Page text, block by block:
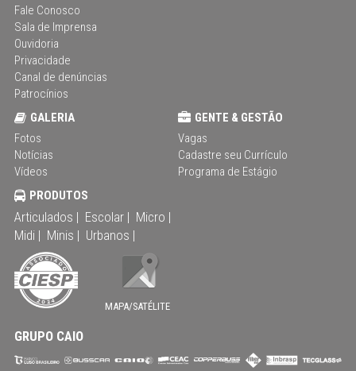
Fale Conosco
Sala de Imprensa
Ouvidoria
Privacidade
Canal de denúncias
Patrocínios
GALERIA
Fotos
Notícias
Vídeos
GENTE & GESTÃO
Vagas
Cadastre seu Currículo
Programa de Estágio
PRODUTOS
Articulados | Escolar | Micro |
Midi | Minis | Urbanos |
MAPA/SATÉLITE
GRUPO CAIO